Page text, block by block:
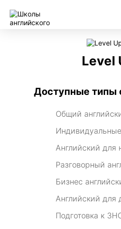
Level
Доступные типы
Общий
Английский для
Разговорный
Бизнес
Английский для
Подготовка к